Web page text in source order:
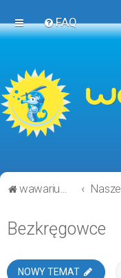
FAQ
wawarium.pl
Bezkręgowce
NOWY TEMAT